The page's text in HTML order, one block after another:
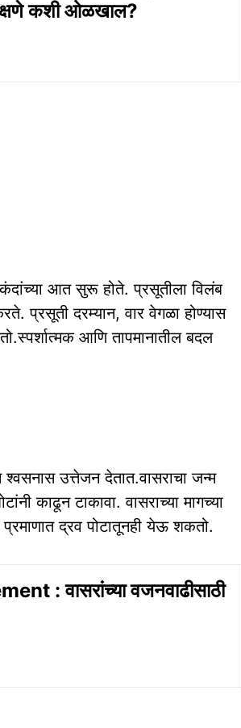
कशी ओळखाल?
आत सुरू होते. प्रसूतीला विलंब
प्रसूती दरम्यान, वार वेगळा होण्यास
आणि तापमानातील बदल
उत्तेजन देतात.वासराचा जन्म
काढून टाकावा. वासराच्या मागच्या
द्रव पोटातूनही येऊ शकतो.
: वासरांच्या वजनवाढीसाठी